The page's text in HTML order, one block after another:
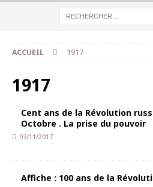
ACCUEIL 1917
1917
Cent ans de la Révolution
Octobre . La prise du pouvoir
07/11/2017
Affiche : 100 ans de la